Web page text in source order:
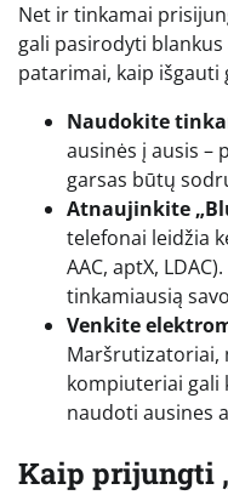
Net ir tinkamai
gali pasirodyti
patarimai, kaip išgauti
Naudokite
ausinės į ausis –
garsas būtų
Atnaujinkite
telefonai leidžia
AAC, aptX,
tinkamiausią
Venkite
Maršrutizatoriai,
kompiuteriai gali
naudoti ausines
Kaip prijungti